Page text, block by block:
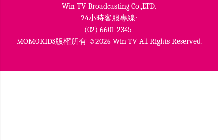
Win TV Broadcasting Co.,LTD.
24小時客服專線:
(02) 6601-2345
MOMOKIDS版權所有 ©2026 Win TV All Rights Reserved.